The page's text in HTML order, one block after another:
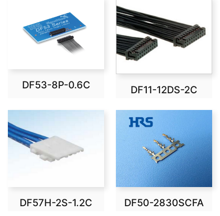
DF53-8P-0.6C DF11-12DS-2C
DF57H-2S-1.2C DF50-2830SCFA